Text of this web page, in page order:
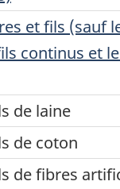
et fils (sauf
continus et
de laine
de coton
de fibres